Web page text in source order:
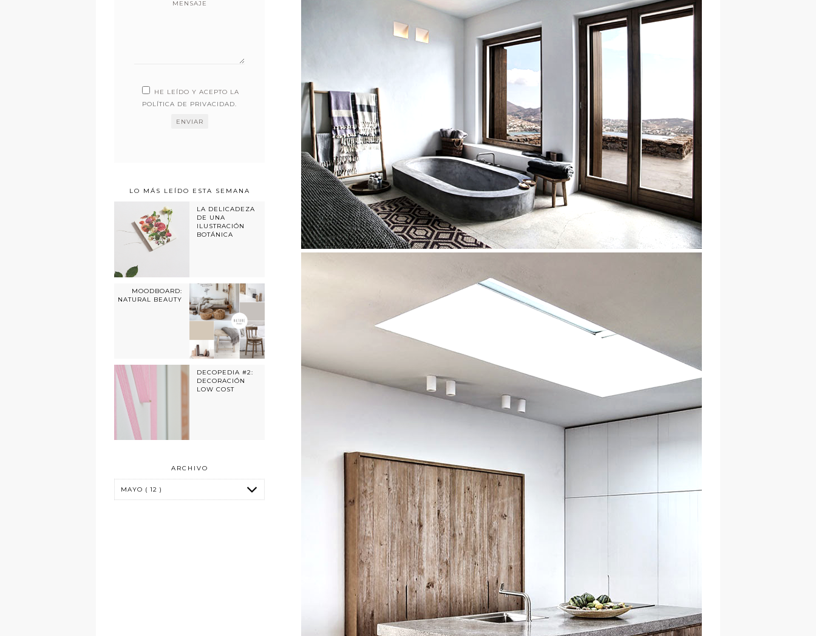
MENSAJE
HE LEÍDO Y ACEPTO LA
POLÍTICA DE PRIVACIDAD.
LO MÁS LEÍDO ESTA SEMANA
LA DELICADEZA
DE UNA
ILUSTRACIÓN
BOTÁNICA
MOODBOARD:
NATURAL BEAUTY
DECOPEDIA #2:
DECORACIÓN
LOW COST
ARCHIVO